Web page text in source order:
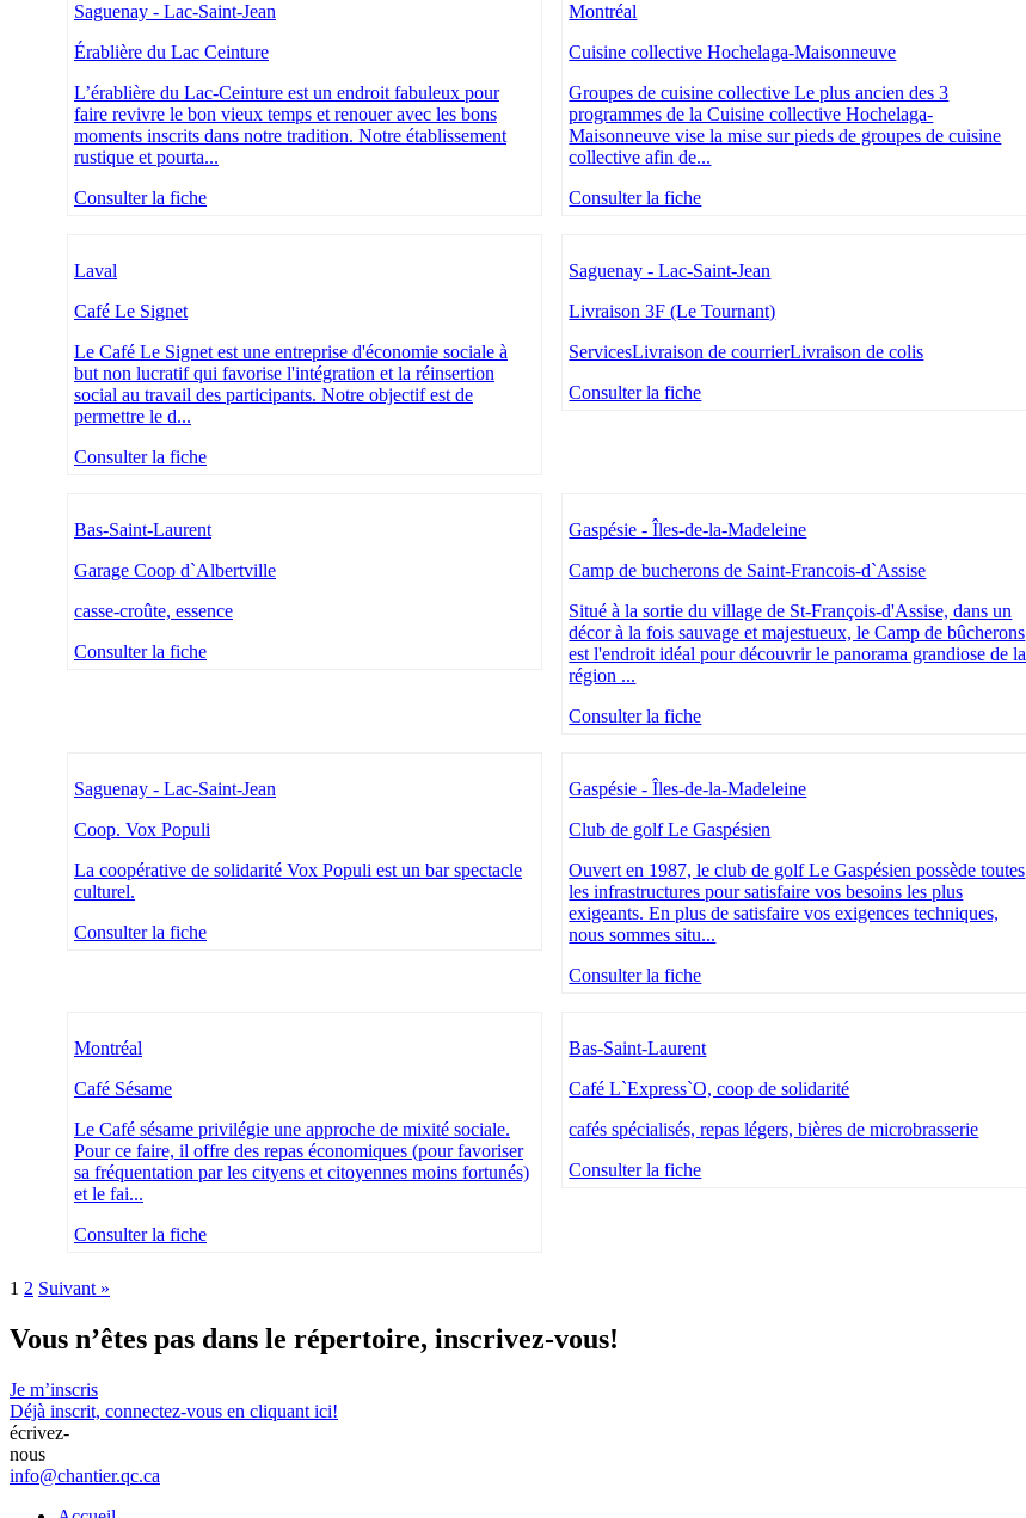
Saguenay - Lac-Saint-Jean
Érablière du Lac Ceinture
L’érablière du Lac-Ceinture est un endroit fabuleux pour
faire revivre le bon vieux temps et renouer avec les bons
moments inscrits dans notre tradition. Notre établissement
rustique et pourta...
Consulter la fiche
Montréal
Cuisine collective Hochelaga-Maisonneuve
Groupes de cuisine collective Le plus ancien des 3
programmes de la Cuisine collective Hochelaga-
Maisonneuve vise la mise sur pieds de groupes de cuisine
collective afin de...
Consulter la fiche
Laval
Café Le Signet
Le Café Le Signet est une entreprise d'économie sociale à
but non lucratif qui favorise l'intégration et la réinsertion
social au travail des participants. Notre objectif est de
permettre le d...
Consulter la fiche
Saguenay - Lac-Saint-Jean
Livraison 3F (Le Tournant)
ServicesLivraison de courrierLivraison de colis
Consulter la fiche
Bas-Saint-Laurent
Garage Coop d`Albertville
casse-croûte, essence
Consulter la fiche
Gaspésie - Îles-de-la-Madeleine
Camp de bucherons de Saint-Francois-d`Assise
Situé à la sortie du village de St-François-d'Assise, dans un
décor à la fois sauvage et majestueux, le Camp de bûcherons
est l'endroit idéal pour découvrir le panorama grandiose de la
région ...
Consulter la fiche
Saguenay - Lac-Saint-Jean
Coop. Vox Populi
La coopérative de solidarité Vox Populi est un bar spectacle
culturel.
Consulter la fiche
Gaspésie - Îles-de-la-Madeleine
Club de golf Le Gaspésien
Ouvert en 1987, le club de golf Le Gaspésien possède toutes
les infrastructures pour satisfaire vos besoins les plus
exigeants. En plus de satisfaire vos exigences techniques,
nous sommes situ...
Consulter la fiche
Montréal
Café Sésame
Le Café sésame privilégie une approche de mixité sociale.
Pour ce faire, il offre des repas économiques (pour favoriser
sa fréquentation par les cityens et citoyennes moins fortunés)
et le fai...
Consulter la fiche
Bas-Saint-Laurent
Café L`Express`O, coop de solidarité
cafés spécialisés, repas légers, bières de microbrasserie
Consulter la fiche
1 2 Suivant »
Vous n’êtes pas dans le répertoire, inscrivez-vous!
Je m’inscris
Déjà inscrit, connectez-vous en cliquant ici!
écrivez-
nous
info@chantier.qc.ca